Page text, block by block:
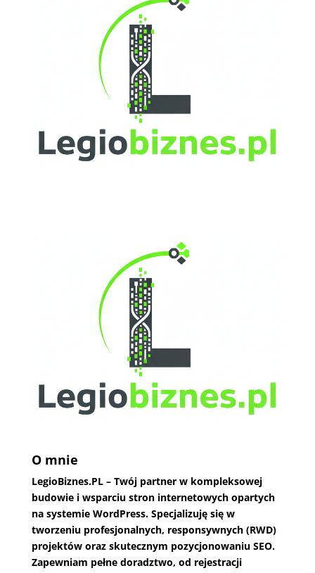
O mnie
LegioBiznes.PL– Twój partner w kompleksowej
budowie i wsparciu stron internetowych opartych
na systemie WordPress. Specjalizuję się w
tworzeniu profesjonalnych, responsywnych (RWD)
projektów oraz skutecznym pozycjonowaniu SEO.
Zapewniam pełne doradztwo, od rejestracji